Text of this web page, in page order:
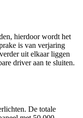
hierdoor wordt het
is van verjaring
uit elkaar liggen
driver aan te sluiten.
De totale